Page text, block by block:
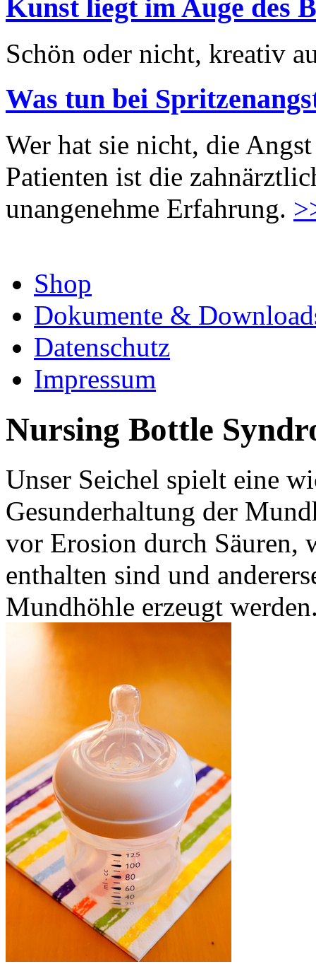
Kunst liegt im Auge des
Schön oder nicht, kreativ
Was tun bei
Wer hat sie nicht, die
Patienten ist die
unangenehme Erfahrung.
Shop
Dokumente &
Datenschutz
Impressum
Nursing Bottle
Unser Seichel spielt eine
Gesunderhaltung der
vor Erosion durch Säuren,
enthalten sind und
Mundhöhle erzeugt